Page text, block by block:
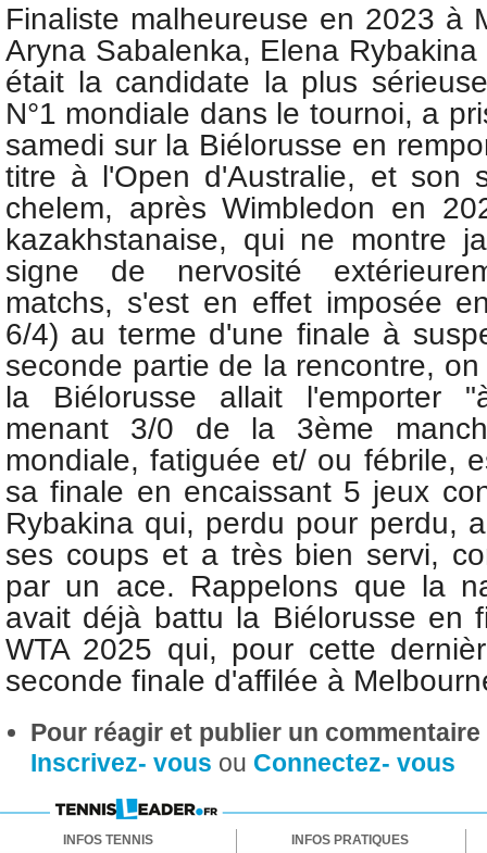
Finaliste malheureuse en 2023 à
Aryna Sabalenka, Elena Rybakina
était la candidate la plus
N°1 mondiale dans le tournoi, a
samedi sur la Biélorusse en
titre à l'Open d'Australie, et son
chelem, après Wimbledon en
kazakhstanaise, qui ne montre
signe de nervosité
matchs, s'est en effet imposée
6/4) au terme d'une finale à
seconde partie de la rencontre,
la Biélorusse allait l'emporter
menant 3/0 de la 3ème
mondiale, fatiguée et/ ou fébrile,
sa finale en encaissant 5 jeux
Rybakina qui, perdu pour perdu,
ses coups et a très bien servi,
par un ace. Rappelons que la
avait déjà battu la Biélorusse en
WTA 2025 qui, pour cette
seconde finale d'affilée à
Pour réagir et publier un
Inscrivez- vous ou Connectez- vous
INFOS TENNIS INFOS PRATIQUES